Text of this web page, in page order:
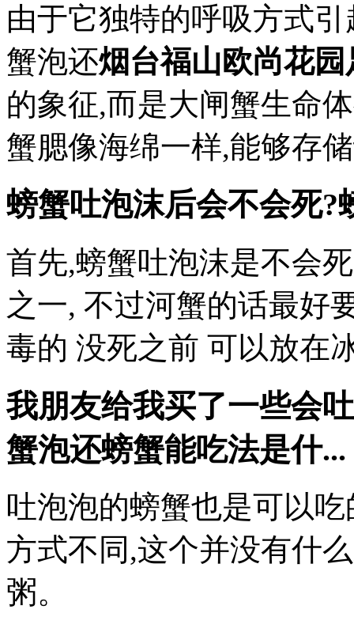
由于它独特的呼吸方式
蟹泡还烟台福山欧尚花园
的象征,而是大闸蟹生命
蟹腮像海绵一样,能够存
螃蟹吐泡沫后会不会死?
首先,螃蟹吐泡沫是不会
之一, 不过河蟹的话最好
毒的 没死之前 可以放在
我朋友给我买了一些会
蟹泡还螃蟹能吃法是什...
吐泡泡的螃蟹也是可以
方式不同,这个并没有什
粥。